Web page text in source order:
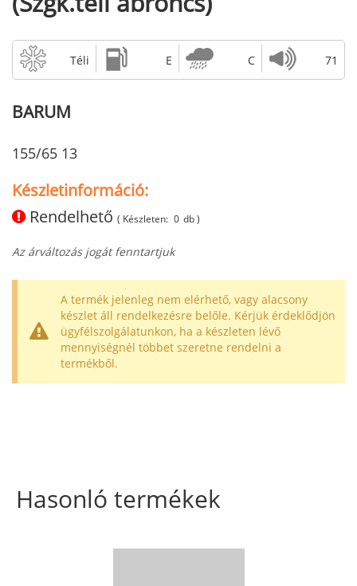
Téli E C 71
BARUM
155/65 13
Készletinformáció:
Rendelhető ( Készleten: 0 db )
Az árváltozás jogát fenntartjuk
A termék jelenleg nem elérhető, vagy alacsony
készlet áll rendelkezésre belőle. Kérjük érdeklődjön
ügyfélszolgálatunkon, ha a készleten lévő
mennyiségnél többet szeretne rendelni a
termékből.
Hasonló termékek